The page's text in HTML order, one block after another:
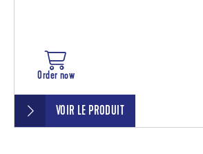
Order now
VOIR LE PRODUIT